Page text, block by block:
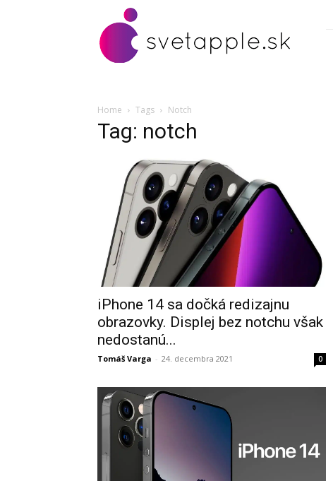
Home Tags Notch
Tag: notch
iPhone 14 sa dočká redizajnu
obrazovky. Displej bez notchu však
nedostanú...
Tomáš Varga - 24. decembra 2021 0